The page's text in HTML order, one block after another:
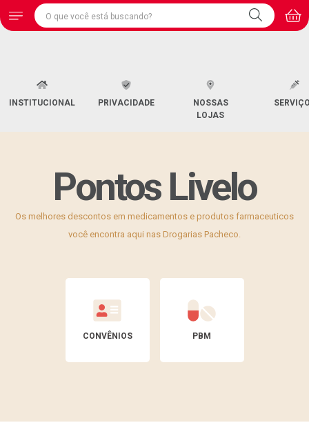
INSTITUCIONAL PRIVACIDADE
NOSSAS
LOJAS
Pontos Livelo
Os melhores descontos em medicamentos e produtos farmaceuticos
você encontra aqui nas Drogarias Pacheco.
CONVÊNIOS PBM